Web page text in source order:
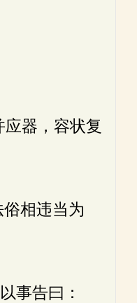
，容状复
相违当为
事告曰：